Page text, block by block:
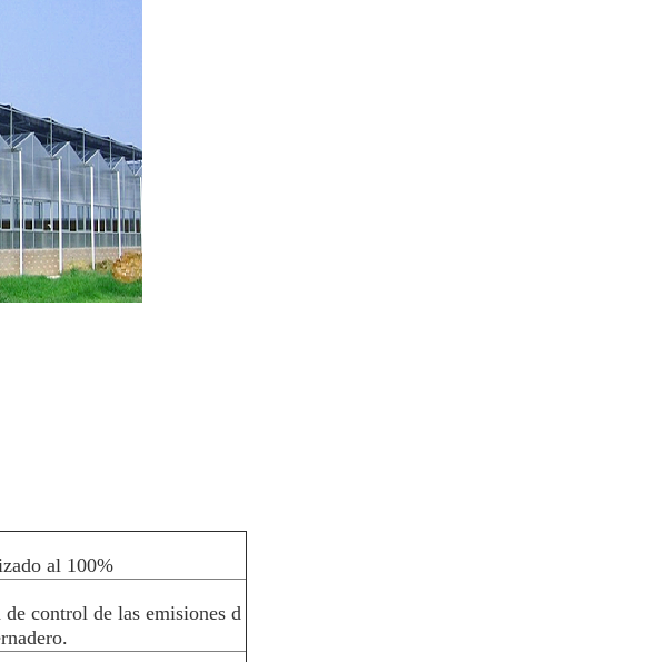
al 100%
de control de las emisiones d